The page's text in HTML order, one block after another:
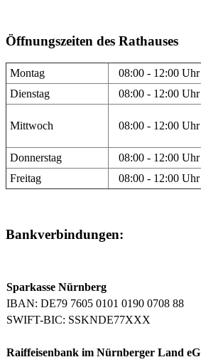
Öffnungszeiten des Rathauses
Montag 08:00 - 12:00 Uhr
Dienstag
08:00 - 12:00 Uhr
Mittwoch 08:00 - 12:00 Uhr
Donnerstag 08:00 - 12:00 Uhr
Freitag
08:00 - 12:00 Uhr
Bankverbindungen:
Sparkasse Nürnberg
IBAN: DE79 7605 0101 0190 0708 88
SWIFT-BIC: SSKNDE77XXX
Raiffeisenbank im Nürnberger Land eG